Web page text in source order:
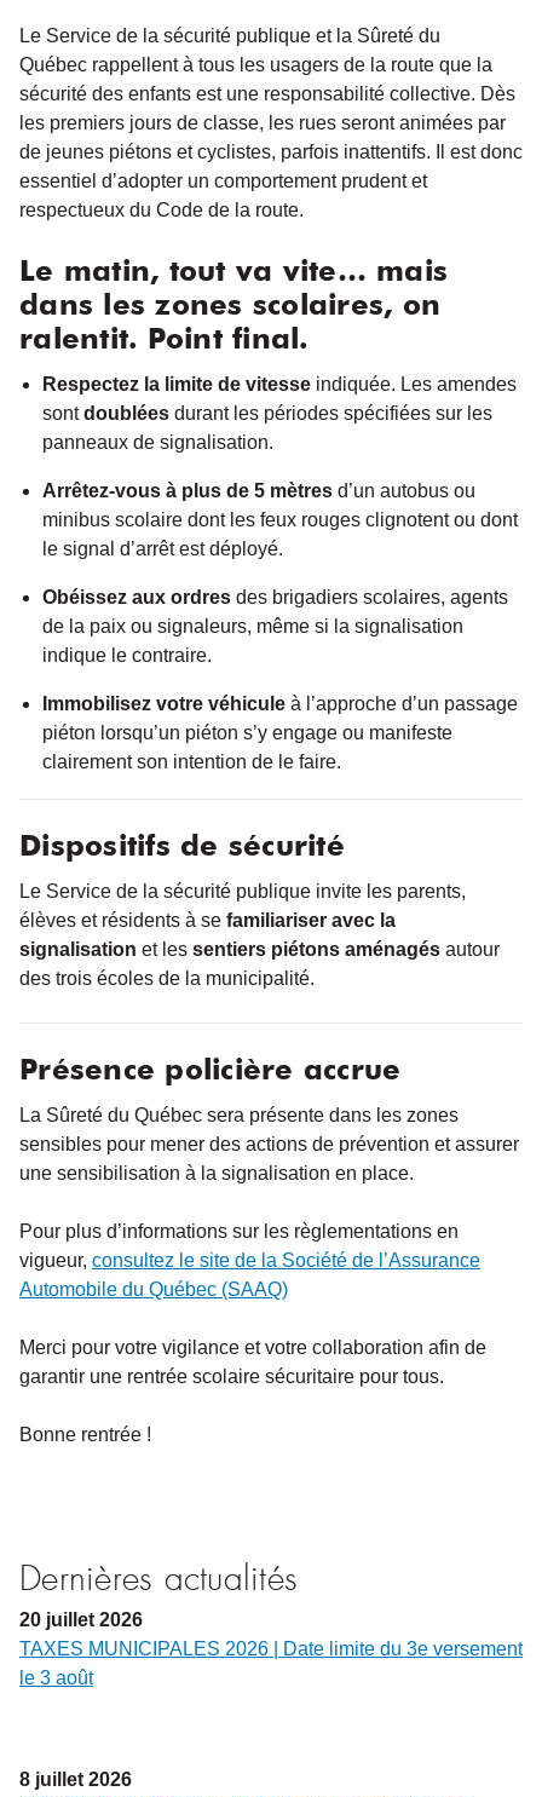
Le Service de la sécurité publique et la Sûreté du
Québec rappellent à tous les usagers de la route que la
sécurité des enfants est une responsabilité collective. Dès
les premiers jours de classe, les rues seront animées par
de jeunes piétons et cyclistes, parfois inattentifs. Il est donc
essentiel d’adopter un comportement prudent et
respectueux du Code de la route.
Le matin, tout va vite… mais
dans les zones scolaires, on
ralentit. Point final.
Respectez la limite de vitesse indiquée. Les amendes
sontdoublées durant les périodes spécifiées sur les
panneaux de signalisation.
Arrêtez-vous à plus de 5 mètres d’un autobus ou
minibus scolaire dont les feux rouges clignotent ou dont
le signal d’arrêt est déployé.
Obéissez aux ordres des brigadiers scolaires, agents
de la paix ou signaleurs, même si la signalisation
indique le contraire.
Immobilisez votre véhicule à l’approche d’un passage
piéton lorsqu’un piéton s’y engage ou manifeste
clairement son intention de le faire.
Dispositifs de sécurité
Le Service de la sécurité publique invite les parents,
élèves et résidents à se familiariser avec la
signalisation et les sentiers piétons aménagés autour
des trois écoles de la municipalité.
Présence policière accrue
La Sûreté du Québec sera présente dans les zones
sensibles pour mener des actions de prévention et assurer
une sensibilisation à la signalisation en place.
Pour plus d’informations sur les règlementations en
vigueur, consultez le site de la Société de l’Assurance
Automobile du Québec (SAAQ)
Merci pour votre vigilance et votre collaboration afin de
garantir une rentrée scolaire sécuritaire pour tous.
Bonne rentrée !
Dernières actualités
20 juillet 2026
TAXES MUNICIPALES 2026 | Date limite du 3e versement
le 3 août
8 juillet 2026